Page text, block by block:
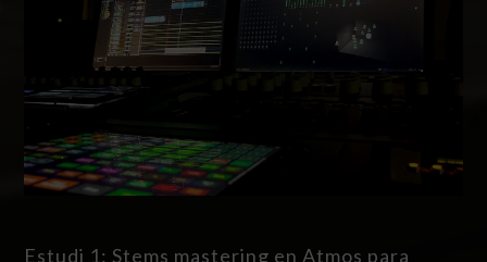
Estudi 1: Stems mastering en Atmos para